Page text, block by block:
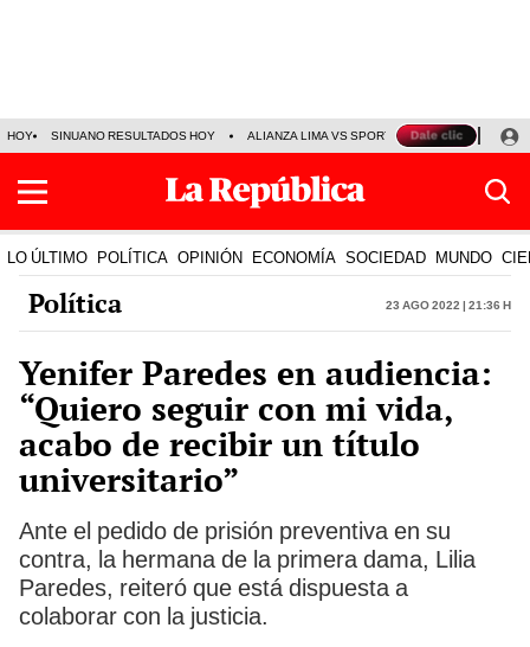
HOY SINUANO RESULTADOS HOY ALIANZA LIMA VS SPORT BOYS JORGE
LO ÚLTIMO POLÍTICA OPINIÓN ECONOMÍA SOCIEDAD MUNDO
Política 23 Ago 2022 | 21:36 h
Yenifer Paredes en audiencia:
“Quiero seguir con mi vida,
acabo de recibir un título
universitario”
Ante el pedido de prisión preventiva en su
contra, la hermana de la primera dama, Lilia
Paredes, reiteró que está dispuesta a
colaborar con la justicia.